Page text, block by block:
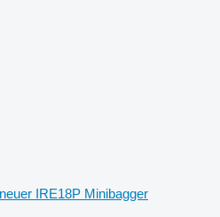
neuer IRE18P Minibagger